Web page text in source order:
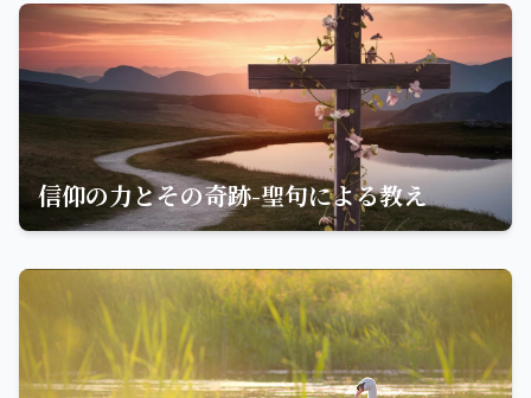
信仰の力とその奇跡-聖句による教え